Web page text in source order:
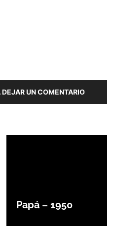
UN COMENTARIO
Papá – 1950